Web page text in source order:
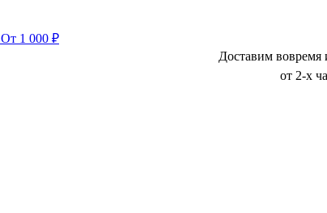
От 1 000 ₽
Доставим вовремя
от 2-х